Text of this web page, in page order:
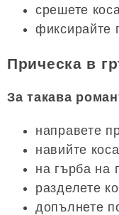
срешете
фиксирайте
Прическа в
За такава
направете
навийте
на гърба на
разделете
допълнете